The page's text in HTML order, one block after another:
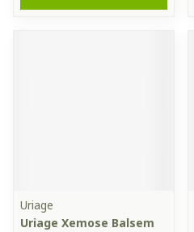
Uriage
Uriage Xemose Balsem